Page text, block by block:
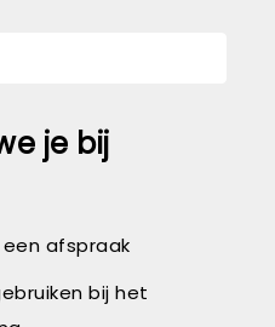
je bij
afspraak
bij het